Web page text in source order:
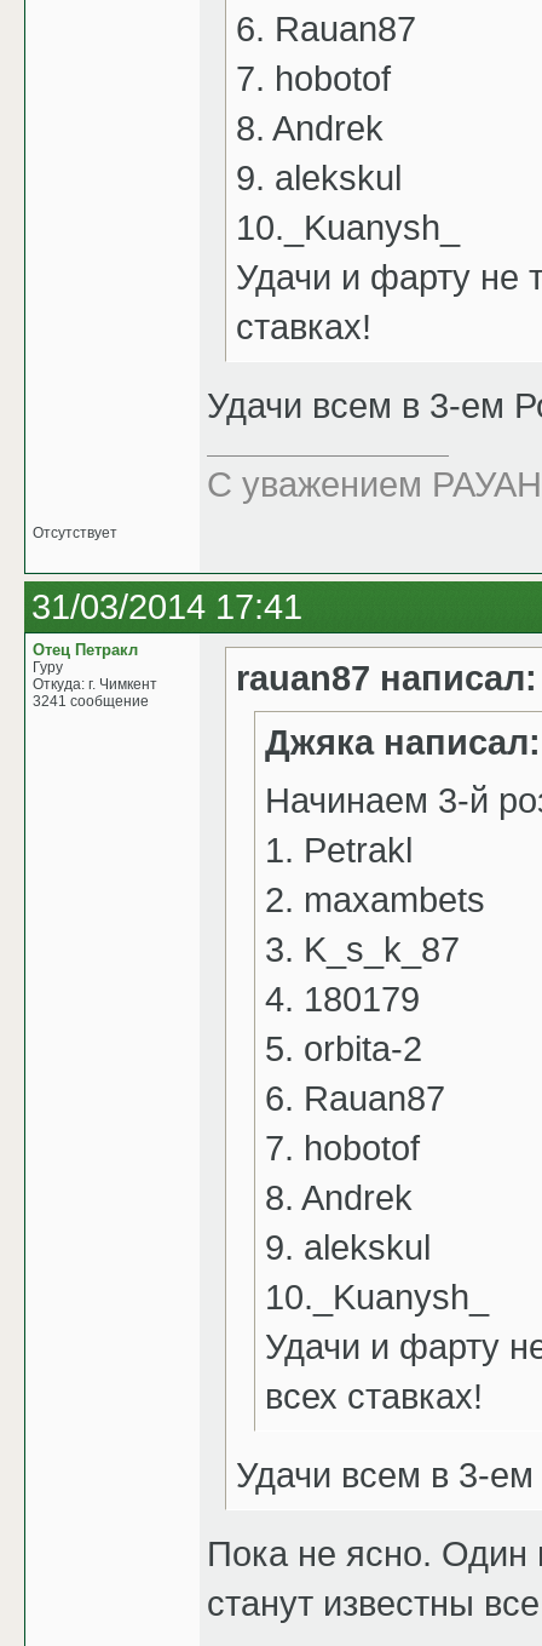
6. Rauan87
7. hobotof
8. Andrek
9. alekskul
10._Kuanysh_
Удачи и фарту не
ставках!
Удачи всем в 3-ем
C уважением
Отсутствует
31/03/2014 17:41
Отец Петракл
Гуру
Откуда: г. Чимкент
3241 сообщение
rauan87 написал:
Джяка написал:
Начинаем 3-й
1. Petrakl
2. maxambets
3. K_s_k_87
4. 180179
5. orbita-2
6. Rauan87
7. hobotof
8. Andrek
9. alekskul
10._Kuanysh_
Удачи и фарту
всех ставках!
Удачи всем в 3-
Пока не ясно. Один
станут известны